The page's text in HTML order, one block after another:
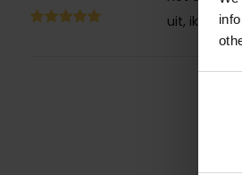
Beloopbaar na 3 uur,
Let op: Bij het onverdund
vloerverwarming van te
Na verloop van tijd de mFLOR
uit, ik zal